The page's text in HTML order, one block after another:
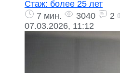
Стаж: более 25 лет
7 мин.
3040 2
07.03.2026, 11:12